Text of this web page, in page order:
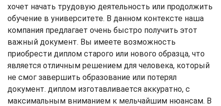
хочет начать трудовую деятельность или продолжить
обучение в университете. В данном контексте наша
компания предлагает очень быстро получить этот
важный документ. Вы имеете возможность
приобрести диплом старого или нового образца, что
является отличным решением для человека, который
не смог завершить образование или потерял
документ. диплом изготавливается аккуратно, с
максимальным вниманием к мельчайшим нюансам. В